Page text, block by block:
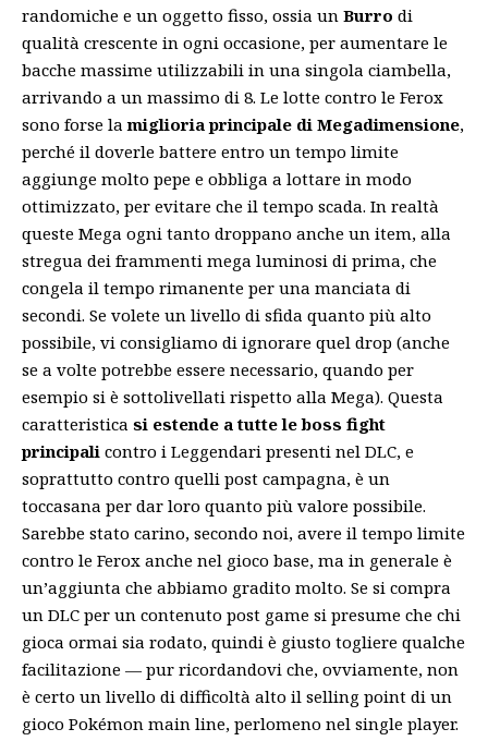
randomiche e un oggetto fisso, ossia un Burro di
qualità crescente in ogni occasione, per aumentare le
bacche massime utilizzabili in una singola ciambella,
arrivando a un massimo di 8. Le lotte contro le Ferox
sono forse lamiglioria principale di Megadimensione,
perché il doverle battere entro un tempo limite
aggiunge molto pepe e obbliga a lottare in modo
ottimizzato, per evitare che il tempo scada. In realtà
queste Mega ogni tanto droppano anche un item, alla
stregua dei frammenti mega luminosi di prima, che
congela il tempo rimanente per una manciata di
secondi. Se volete un livello di sfida quanto più alto
possibile, vi consigliamo di ignorare quel drop (anche
se a volte potrebbe essere necessario, quando per
esempio si è sottolivellati rispetto alla Mega). Questa
caratteristica si estende a tutte le boss fight
principali contro i Leggendari presenti nel DLC, e
soprattutto contro quelli post campagna, è un
toccasana per dar loro quanto più valore possibile.
Sarebbe stato carino, secondo noi, avere il tempo limite
contro le Ferox anche nel gioco base, ma in generale è
un’aggiunta che abbiamo gradito molto. Se si compra
un DLC per un contenuto post game si presume che chi
gioca ormai sia rodato, quindi è giusto togliere qualche
facilitazione — pur ricordandovi che, ovviamente, non
è certo un livello di difficoltà alto il selling point di un
gioco Pokémon main line, perlomeno nel single player.